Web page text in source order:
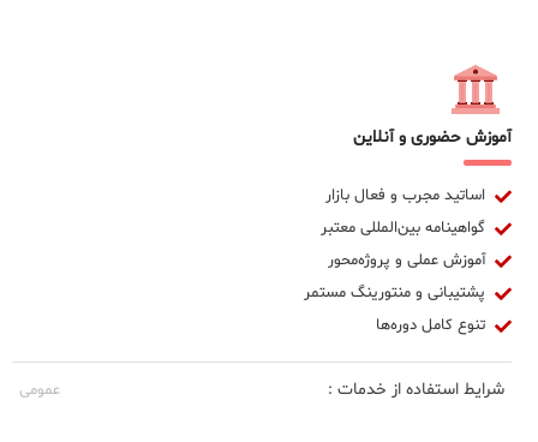
آموزش حضوری و آنلاین
اساتید مجرب و فعال بازار
گواهینامه بین‌المللی معتبر
آموزش عملی و پروژه‌محور
پشتیبانی و منتورینگ مستمر
تنوع کامل دوره‌ها
شرایط استفاده از خدمات : عمومی